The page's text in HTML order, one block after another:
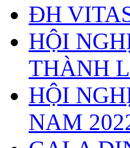
ĐH
HỘI
THÀNH
HỘI
NAM